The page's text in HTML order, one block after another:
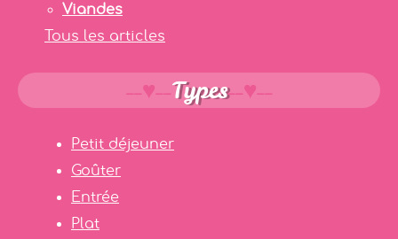
Viandes
Tous les articles
Types
Petit déjeuner
Goûter
Entrée
Plat